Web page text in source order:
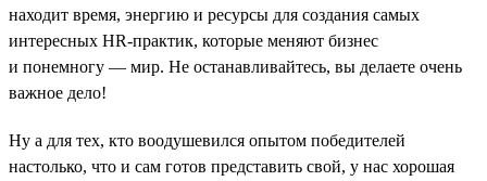
находит время, энергию и ресурсы для создания самых
интересных HR-практик, которые меняют бизнес
и понемногу — мир. Не останавливайтесь, вы делаете очень
важное дело!
Ну а для тех, кто воодушевился опытом победителей
настолько, что и сам готов представить свой, у нас хорошая